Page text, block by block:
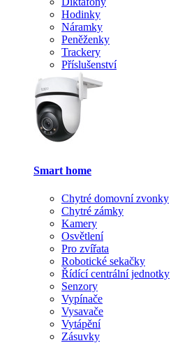
Hodinky
Náramky
Peněženky
Trackery
Příslušenství
Smart home
Chytré domovní zvonky
Chytré zámky
Kamery
Osvětlení
Pro zvířata
Robotické sekačky
Řídící centrální jednotky
Senzory
Vypínače
Vysavače
Vytápění
Zásuvky